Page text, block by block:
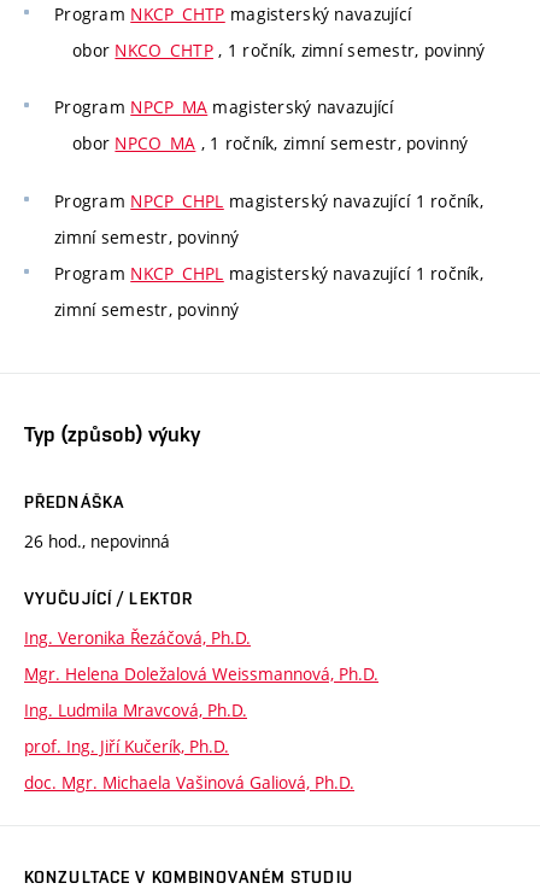
Program NKCP_CHTP magisterský navazující
obor NKCO_CHTP, 1 ročník, zimní semestr, povinný
Program NPCP_MA magisterský navazující
obor NPCO_MA , 1 ročník, zimní semestr, povinný
Program NPCP_CHPL magisterský navazující 1 ročník,
zimní semestr, povinný
Program NKCP_CHPL magisterský navazující 1 ročník,
zimní semestr, povinný
Typ (způsob) výuky
PŘEDNÁŠKA
26 hod., nepovinná
VYUČUJÍCÍ / LEKTOR
Ing. Veronika Řezáčová, Ph.D.
Mgr. Helena Doležalová Weissmannová, Ph.D.
Ing. Ludmila Mravcová, Ph.D.
prof. Ing. Jiří Kučerík, Ph.D.
doc. Mgr. Michaela Vašinová Galiová, Ph.D.
KONZULTACE V KOMBINOVANÉM STUDIU